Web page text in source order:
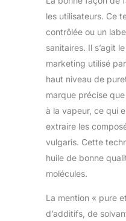
les utilisateurs. Ce
contrôlée ou un
sanitaires. Il s’agit
marketing utilisé
haut niveau de
marque précise
à la vapeur, ce qui
extraire les
vulgaris. Cette
huile de bonne
molécules.
La mention « pure
d’additifs, de